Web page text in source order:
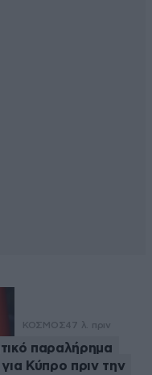
ΚΟΣΜΟΣ47 λ. πριν
παραλήρημα
Κύπρο πριν την